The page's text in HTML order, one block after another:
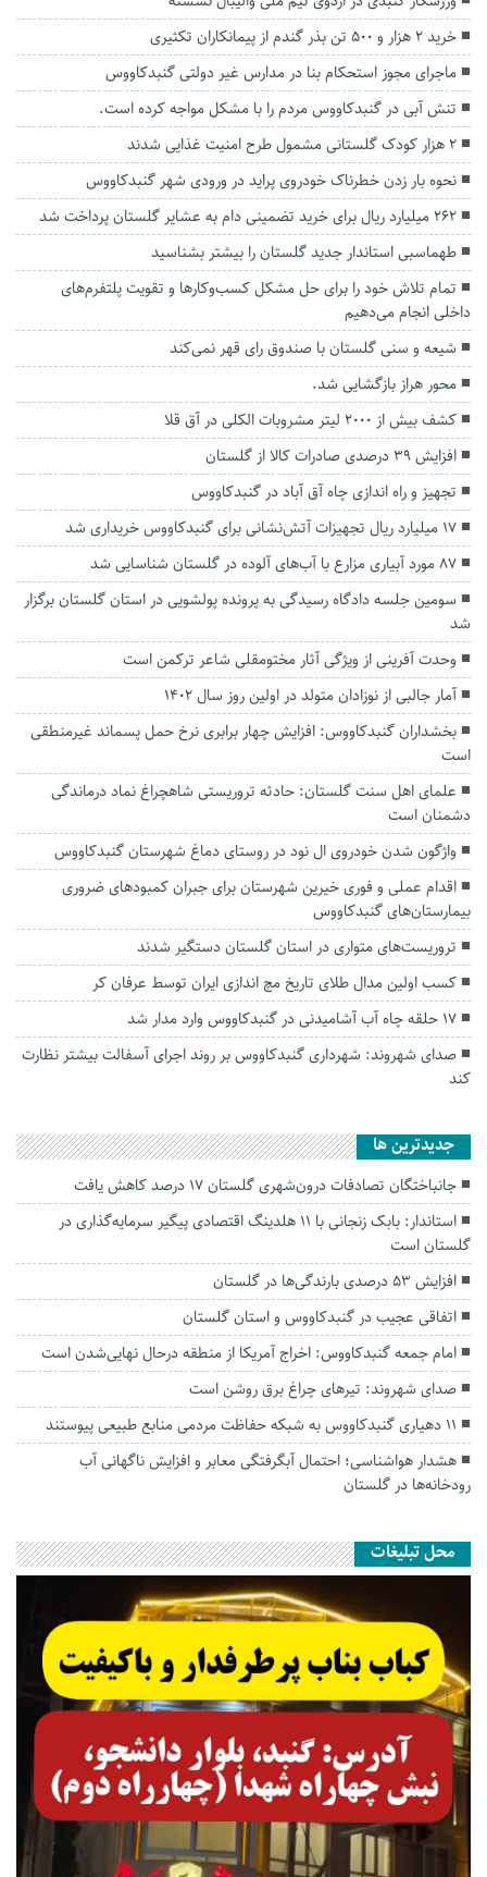
خرید ۲ هزار و ۵۰۰ تن بذر گندم از پیمانکاران تکثیری
ماجرای مجوز استحکام بنا در مدارس غیر دولتی گنبدکاووس
تنش آبی در گنبدکاووس مردم را با مشکل مواجه کرده است.
۲ هزار کودک گلستانی مشمول طرح امنیت غذایی شدند
نحوه بار زدن خطرناک خودروی پراید در ورودی شهر گنبدکاووس
۲۶۲ میلیارد ریال برای خرید تضمینی دام به عشایر گلستان پرداخت شد
طهماسبی استاندار جدید گلستان را بیشتر بشناسید
تمام تلاش خود را برای حل مشکل کسب‌وکار‌ها و تقویت پلتفرم‌های
داخلی انجام می‌دهیم
شیعه و سنی گلستان با صندوق رای قهر نمی‌کند
محور هراز بازگشایی شد.
کشف بیش از ۲۰۰۰ لیتر مشروبات الکلی در آق قلا
افزایش ۳۹ درصدی صادرات کالا از گلستان
تجهیز و راه اندازی چاه آق آباد در گنبدکاووس
۱۷ میلیارد ریال تجهیزات آتش‌نشانی برای گنبدکاووس خریداری شد
۸۷ مورد آبیاری مزارع با آب‌های آلوده در گلستان شناسایی شد
سومین جلسه دادگاه رسیدگی به پرونده پولشویی در استان گلستان برگزار
شد
وحدت آفرینی از ویژگی آثار مختومقلی شاعر ترکمن است
آمار جالبی از نوزادان متولد در اولین روز سال 1402
بخشداران گنبدکاووس: افزایش چهار برابری نرخ حمل پسماند غیرمنطقی
است
علمای اهل سنت گلستان: حادثه تروریستی شاهچراغ نماد درماندگی
دشمنان است
واژگون شدن خودروی ال نود در روستای دماغ شهرستان گنبدکاووس
اقدام عملی و فوری خیرین شهرستان برای جبران کمبودهای ضروری
بیمارستان‌های گنبدکاووس
تروریست‌های متواری در استان گلستان دستگیر شدند
کسب اولین مدال طلاى تاریخ مچ اندازی ایران توسط عرفان کر
۱۷ حلقه چاه آب آشامیدنی در گنبدکاووس وارد مدار شد
صدای شهروند: شهرداری گنبدکاووس بر روند اجرای آسفالت بیشتر نظارت
کند
جديدترين ها
جانباختگان تصادفات درون‌شهری گلستان ۱۷ درصد کاهش یافت
استاندار: بابک زنجانی با ۱۱ هلدینگ اقتصادی پیگیر سرمایه‌گذاری در
گلستان است
افزایش ۵۳ درصدی بارندگی‌ها در گلستان
اتفاقی عجیب در‌ گنبدکاووس و استان گلستان
امام جمعه گنبدکاووس: اخراج آمریکا از منطقه درحال نهایی‌شدن است
صدای شهروند: تیرهای چراغ برق روشن است
۱۱ دهیاری گنبدکاووس به شبکه حفاظت مردمی منابع طبیعی پیوستند
هشدار هواشناسی؛ احتمال آبگرفتگی معابر و افزایش ناگهانی آب
رودخانه‌ها در گلستان
محل تبلیغات